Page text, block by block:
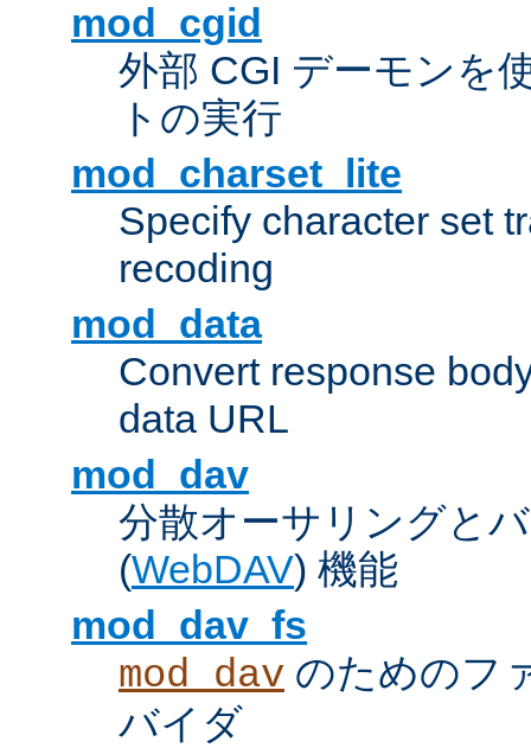
mod_cgid
外部 CGI デーモンを
トの実行
mod_charset_lite
Specify character set
recoding
mod_data
Convert response
data URL
mod_dav
分散オーサリングと
(WebDAV) 機能
mod_dav_fs
mod_dav のためのフ
バイダ